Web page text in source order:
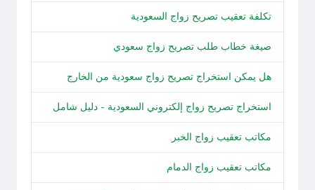
تكلفة تعقيب تصريح زواج السعودية
صيغة خطاب طلب تصريح زواج سعودي
هل يمكن استخراج تصريح زواج سعودية من الخارج
استخراج تصريح زواج إلكتروني السعودية - دليل شامل
مكاتب تعقيب زواج الخبر
مكاتب تعقيب زواج الدمام